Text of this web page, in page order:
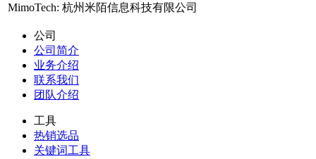
MimoTech: 杭州米陌信息科技有限公司
公司
公司简介
业务介绍
联系我们
团队介绍
工具
热销选品
关键词工具